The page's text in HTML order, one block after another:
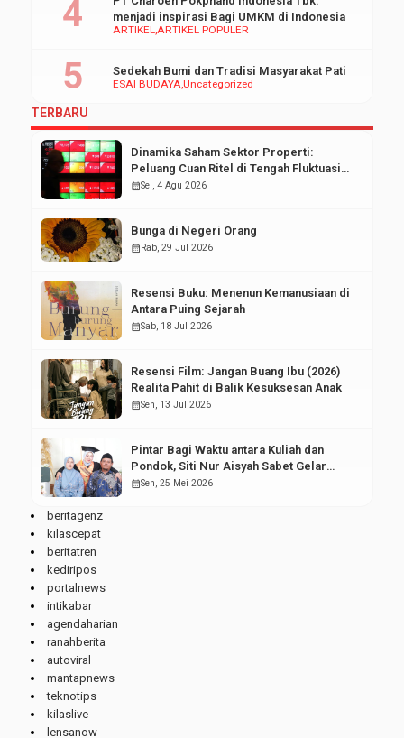
ARTIKELARTIKEL POPULER
menjadi inspirasi Bagi UMKM di Indonesia
ESAI BUDAYAUncategorized
Sedekah Bumi dan Tradisi Masyarakat Pati
TERBARU
Dinamika Saham Sektor Properti:
Peluang Cuan Ritel di Tengah Fluktuasi
Pasar Modal
calendar_monthSel, 4 Agu 2026
Bunga di Negeri Orang
calendar_month Rab, 29 Jul 2026
Resensi Buku: Menenun Kemanusiaan di
Antara Puing Sejarah
calendar_monthSab, 18 Jul 2026
Resensi Film: Jangan Buang Ibu (2026)
Realita Pahit di Balik Kesuksesan Anak
calendar_monthSen, 13 Jul 2026
Pintar Bagi Waktu antara Kuliah dan
Pondok, Siti Nur Aisyah Sabet Gelar
Wisudawan Terbaik
calendar_monthSen, 25 Mei 2026
beritagenz
kilascepat
beritatren
kediripos
portalnews
intikabar
agendaharian
ranahberita
autoviral
mantapnews
teknotips
kilaslive
lensanow